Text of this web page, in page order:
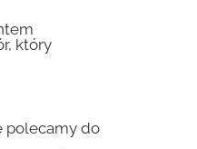
który
polecamy do